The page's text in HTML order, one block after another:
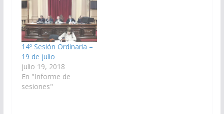
Comerciantes de
Frutas, Hortalizas y
Afines de Salta, por su
constante
labor. (Expte. Nº 90-
29.594/2020, a la
Comisión Especial de
Homenaje).
Resolución…
14º Sesión Ordinaria –
19 de julio
julio 19, 2018
En "Informe de
sesiones"